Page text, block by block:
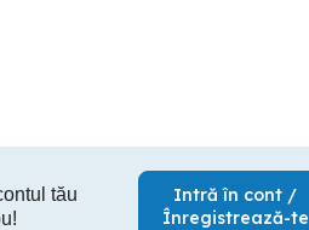
tău
Intră în cont /
Înregistrează-te